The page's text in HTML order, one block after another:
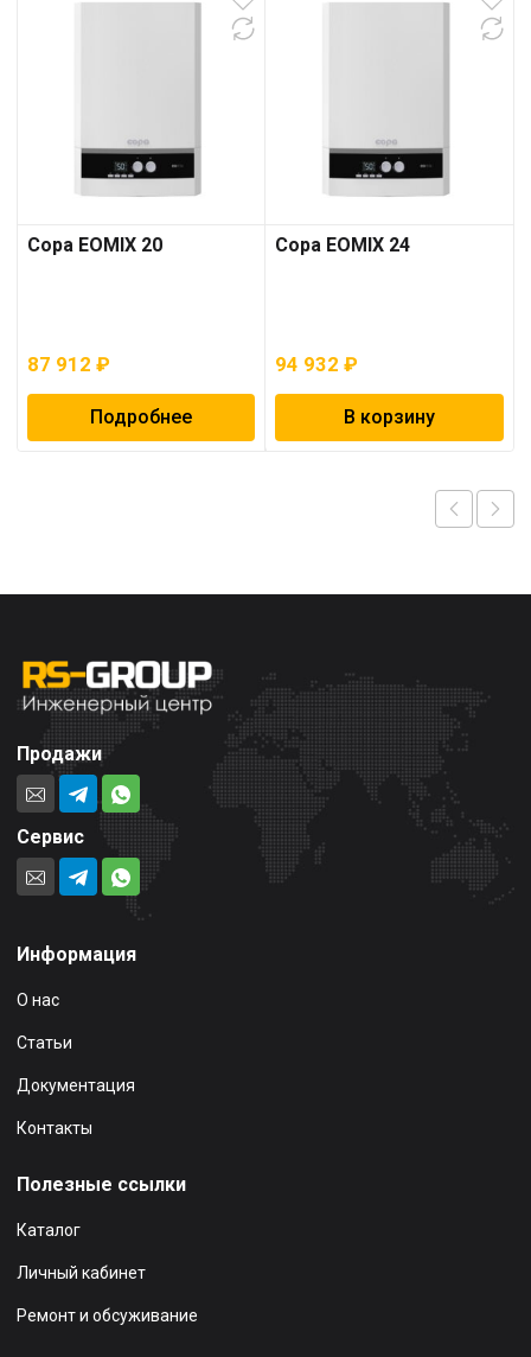
Copa EOMIX 20
87 912 ₽
Подробнее
Copa EOMIX 24
94 932₽
В корзину
Продажи
Сервис
Информация
О нас
Статьи
Документация
Контакты
Полезные ссылки
Каталог
Личный кабинет
Ремонт и обсуживание